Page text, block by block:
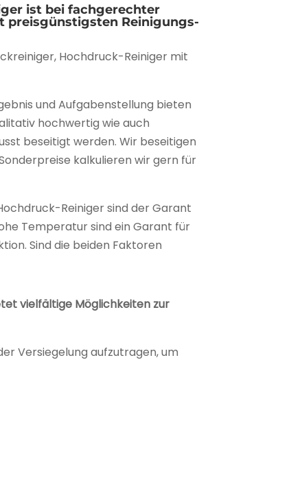
ist bei fachgerechter
preisgünstigsten Reinigungs-
Hochdruck-Reiniger mit
und Aufgabenstellung bieten
hochwertig wie auch
beseitigt werden. Wir beseitigen
kalkulieren wir gern für
Reiniger sind der Garant
Temperatur sind ein Garant für
Sind die beiden Faktoren
vielfältige Möglichkeiten zur
Versiegelung aufzutragen, um